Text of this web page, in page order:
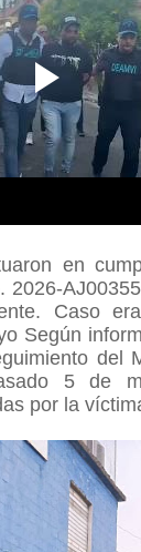
en
2026-
Caso
Según
del
5 de
por la